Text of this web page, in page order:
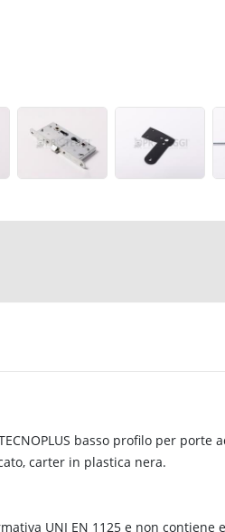
basso profilo per porte
carter in plastica nera.
UNI EN 1125 e non contiene